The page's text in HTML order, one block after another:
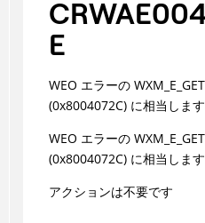
E
WEO エラーの
(0x8004072C) に相当します
WEO エラーの
(0x8004072C) に相当します
アクションは不要です